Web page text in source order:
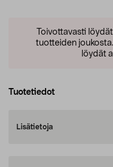
Toivottavasti löydät
tuotteiden joukosta.
löydät
Tuotetiedot
Lisätietoja